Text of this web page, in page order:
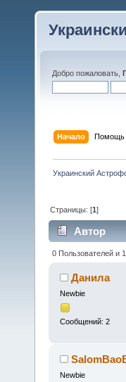
Добро пожаловать,
Начало Помощь
Украинский
Страницы: [1]
Автор
0 Пользователей и
Данила
Newbie
Сообщений: 2
Newbie